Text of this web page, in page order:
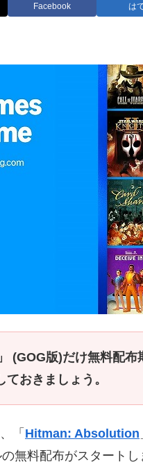
Facebook は
(GOG版)だけ無料配
おきましょう。
「 Hitman: Absolution
無料配布がスタートし